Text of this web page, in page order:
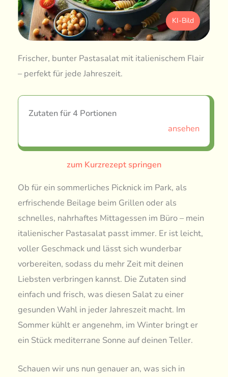
KI-Bild
Frischer, bunter Pastasalat mit italienischem Flair
– perfekt für jede Jahreszeit.
Zutaten für 4 Portionen
ansehen
zum Kurzrezept springen
Ob für ein sommerliches Picknick im Park, als
erfrischende Beilage beim Grillen oder als
schnelles, nahrhaftes Mittagessen im Büro – mein
italienischer Pastasalat passt immer. Er ist leicht,
voller Geschmack und lässt sich wunderbar
vorbereiten, sodass du mehr Zeit mit deinen
Liebsten verbringen kannst. Die Zutaten sind
einfach und frisch, was diesen Salat zu einer
gesunden Wahl in jeder Jahreszeit macht. Im
Sommer kühlt er angenehm, im Winter bringt er
ein Stück mediterrane Sonne auf deinen Teller.
Schauen wir uns nun genauer an, was sich in